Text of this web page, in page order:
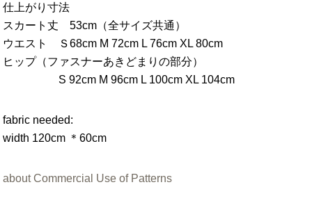
仕上がり寸法
スカート丈 53cm（全サイズ共通）
ウエスト Ｓ68cm M 72cm L 76cm XL 80cm
ヒップ（ファスナーあきどまりの部分）
S 92cm M 96cm L 100cm XL 104cm
fabric needed:
width 120cm ＊60cm
about Commercial Use of Patterns